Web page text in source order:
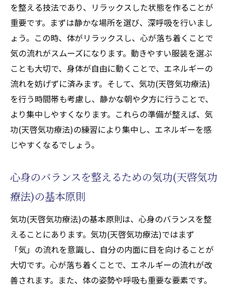
ストレス軽減に効果的な気功(天啓気功療法)
のポーズ
気功(天啓気功療法)の呼吸法で心の安定を得
る方法
エネルギー循環を促進するための基礎練習
日常のストレスを取り除く気功(天啓気功療
法)の実践
気功(天啓気功療法)を通じて精神的なリフレ
ッシュを図る
法)の魅力は現代社会の必需品
エネルギーの滞りが心身に与える影響
気功(天啓気功療法)が現代人に必要とされる
理由
エネルギーの流れを妨げる要因を見極める
気功(天啓気功療法)でエネルギーの滞りを解
消する手段
を整える技法であり、リラックスした状態を作ることが
重要です。まずは静かな場所を選び、深呼吸を行いまし
ょう。この時、体がリラックスし、心が落ち着くことで
気の流れがスムーズになります。動きやすい服装を選ぶ
ことも大切で、身体が自由に動くことで、エネルギーの
流れを妨げずに済みます。そして、気功(天啓気功療法)
を行う時間帯も考慮し、静かな朝や夕方に行うことで、
より集中しやすくなります。これらの準備が整えば、気
功(天啓気功療法)の練習により集中し、エネルギーを感
じやすくなるでしょう。
心身のバランスを整えるための気功(天啓気功
療法)の基本原則
気功(天啓気功療法)の基本原則は、心身のバランスを整
えることにあります。気功(天啓気功療法)ではまず
「気」の流れを意識し、自分の内面に目を向けることが
大切です。心が落ち着くことで、エネルギーの流れが改
善されます。また、体の姿勢や呼吸も重要な要素です。